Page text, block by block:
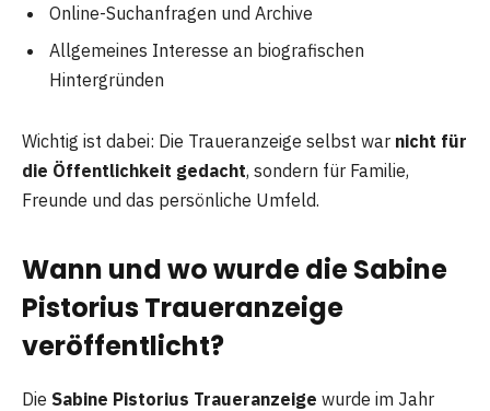
Online-Suchanfragen und Archive
Allgemeines Interesse an biografischen
Hintergründen
Wichtig ist dabei: Die Traueranzeige selbst war nicht für
die Öffentlichkeit gedacht, sondern für Familie,
Freunde und das persönliche Umfeld.
Wann und wo wurde die Sabine
Pistorius Traueranzeige
veröffentlicht?
Die Sabine Pistorius Traueranzeige wurde im Jahr